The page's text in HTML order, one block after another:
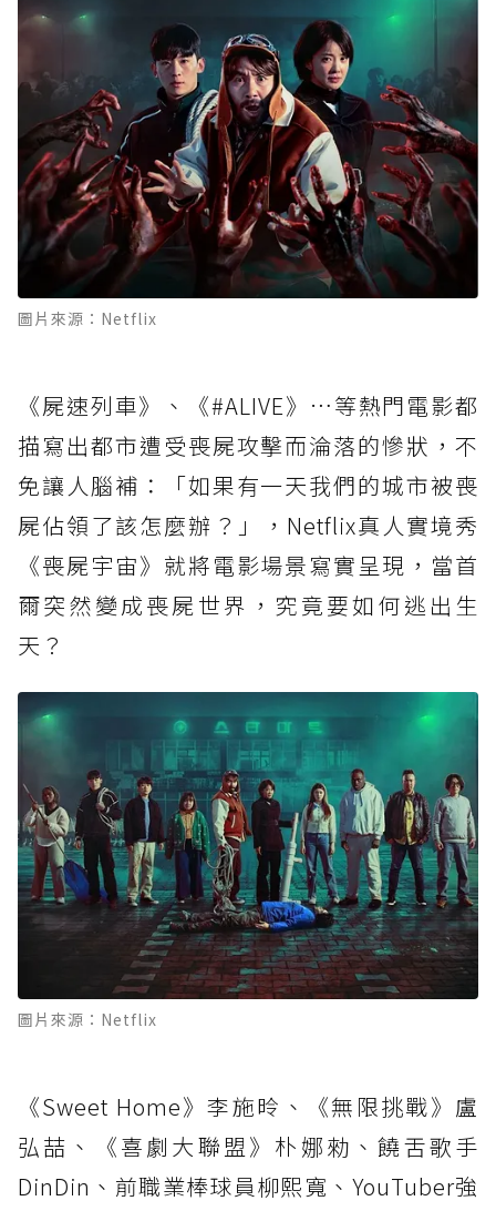
圖片來源：Netflix
《屍速列車》、《#ALIVE》…等熱門電影都
描寫出都市遭受喪屍攻擊而淪落的慘狀，不
免讓人腦補：「如果有一天我們的城市被喪
屍佔領了該怎麼辦？」，Netflix真人實境秀
《喪屍宇宙》就將電影場景寫實呈現，當首
爾突然變成喪屍世界，究竟要如何逃出生
天？
圖片來源：Netflix
《Sweet Home》李施昤、《無限挑戰》盧
弘喆、《喜劇大聯盟》朴娜勑、饒舌歌手
DinDin、前職業棒球員柳熙寬、YouTuber強